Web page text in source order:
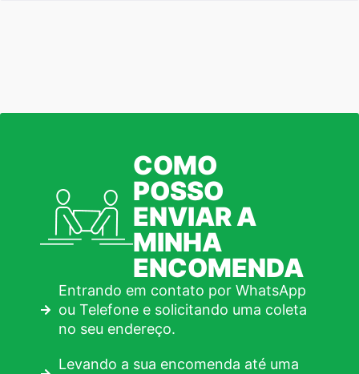
COMO
POSSO
ENVIAR A
MINHA
ENCOMENDA
Entrando em contato por WhatsApp
ou Telefone e solicitando uma coleta
no seu endereço.
Levando a sua encomenda até uma